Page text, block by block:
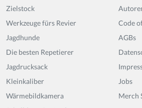
Zielstock
Werkzeuge fürs Revier
Jagdhunde
Die besten Repetierer
Jagdrucksack
Kleinkaliber
Wärmebildkamera
Code
AGBs
Jobs
Merch